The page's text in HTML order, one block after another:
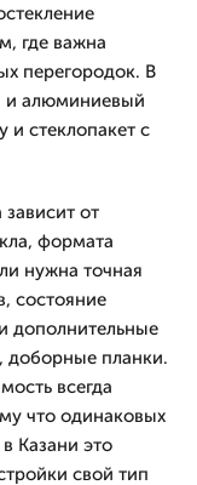
где важна
перегородок. В
и алюминиевый
и стеклопакет с
от
формата
нужна точная
состояние
дополнительные
доборные планки.
всегда
что одинаковых
Казани это
свой тип